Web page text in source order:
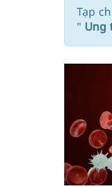
Dự
Tạp
" Ung